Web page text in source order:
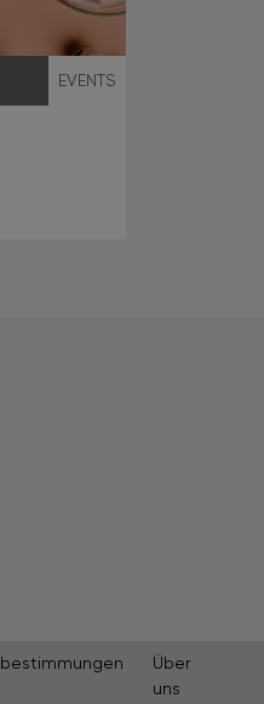
EVENTS
Über
uns